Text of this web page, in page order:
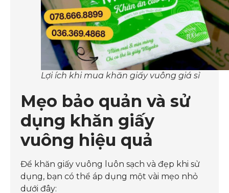
Lợi ích khi mua khăn giấy vuông giá sỉ
Mẹo bảo quản và sử
dụng khăn giấy
vuông hiệu quả
Để khăn giấy vuông luôn sạch và đẹp khi sử
dụng, bạn có thể áp dụng một vài mẹo nhỏ
dưới đây: